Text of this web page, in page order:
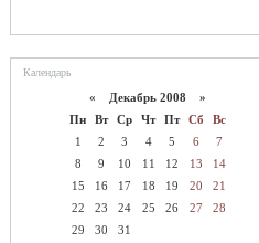
Календарь
« Декабрь 2008 »
Пн
Вт Ср Чт Пт Сб
Вс
1
2 3 4 5 6
7
8
9 10 11 12 13
14
15
16 17 18 19 20
21
22
23 24 25 26 27
28
29
30 31